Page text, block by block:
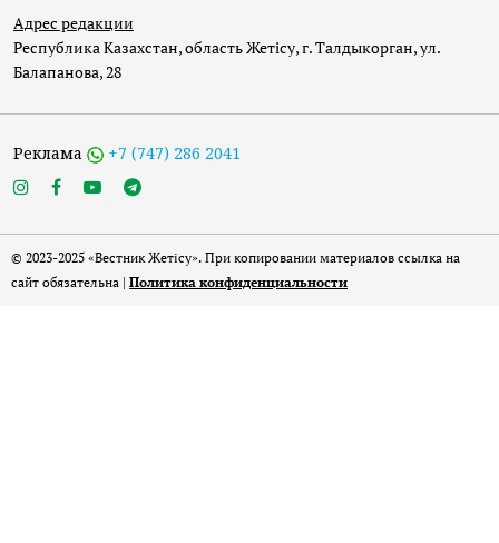
Адрес редакции
Республика Казахстан, область Жетісу, г. Талдыкорган, ул.
Балапанова, 28
Реклама +7 (747) 286 2041
© 2023-2025 «Вестник Жетісу». При копировании материалов ссылка на
сайт обязательна | Политика конфиденциальности